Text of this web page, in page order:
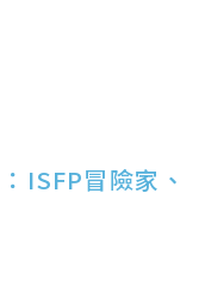
ISFP冒險家、